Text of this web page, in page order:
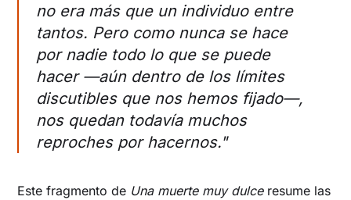
no era más que un individuo entre
tantos. Pero como nunca se hace
por nadie todo lo que se puede
hacer —aún dentro de los límites
discutibles que nos hemos fijado—,
nos quedan todavía muchos
reproches por hacernos."
Este fragmento de Una muerte muy dulceresume las